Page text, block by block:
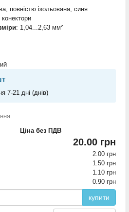
повністю ізольована, синя
конектори
: 1,04...2,63 мм²
7-21 дні (днів)
Ціна без ПДВ
20.00 грн
2.00 грн
1.50 грн
1.10 грн
0.90 грн
купити